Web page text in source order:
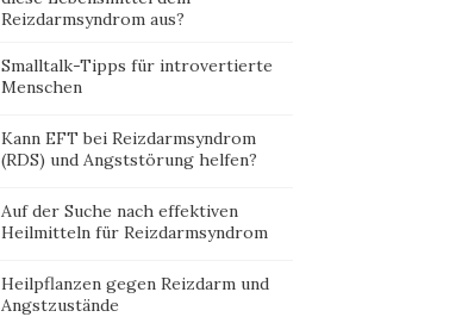
Reizdarmsyndrom aus?
Smalltalk-Tipps für introvertierte
Menschen
Kann EFT bei Reizdarmsyndrom
(RDS) und Angststörung helfen?
Auf der Suche nach effektiven
Heilmitteln für Reizdarmsyndrom
Heilpflanzen gegen Reizdarm und
Angstzustände